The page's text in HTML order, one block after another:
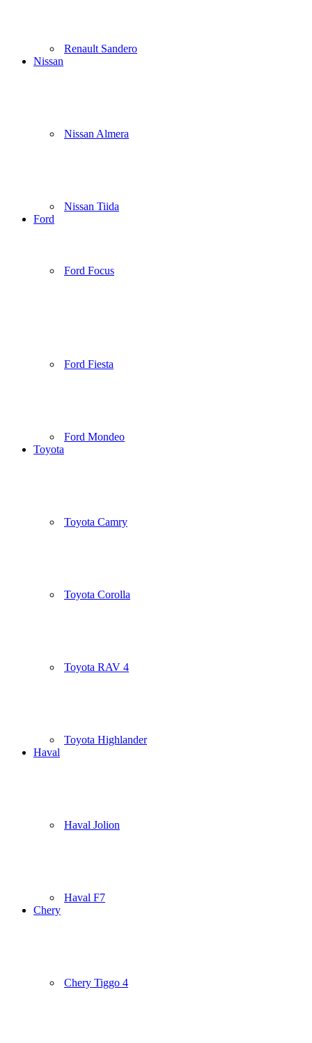
Renault Sandero
Nissan
Nissan Almera
Nissan Tiida
Ford
Ford Focus
Ford Fiesta
Ford Mondeo
Toyota
Toyota Camry
Toyota Corolla
Toyota RAV 4
Toyota Highlander
Haval
Haval Jolion
Haval F7
Chery
Chery Tiggo 4